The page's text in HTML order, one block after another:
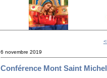
6 novembre 2019
Conférence Mont Saint